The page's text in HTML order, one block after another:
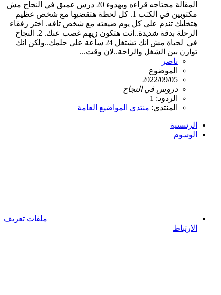
المقالة محتاجه قراءه وبهدوء 20 درس عميق في النجاح مش
مكتوبين في الكتب 1. كل لحظة هتقضيها مع شخص عظيم
هتخليك تندم على كل يوم ضيعته مع شخص تافه. اختر رفقاء
الرحلة بدقة شديدة..انت هتكون زيهم غصب عنك. 2. النجاح
في الحياة مش انك تشتغل 24 ساعة على حلمك..ولكن انك
توازن بين الشغل والراحة..لان وقت...
ناصر
الموضوع
2022/09/05
دروس في النجاح
الردود: 1
المنتدى: منتدى المواضيع العامة
الرئيسية
الوسوم
ملفات تعريف
الارتباط